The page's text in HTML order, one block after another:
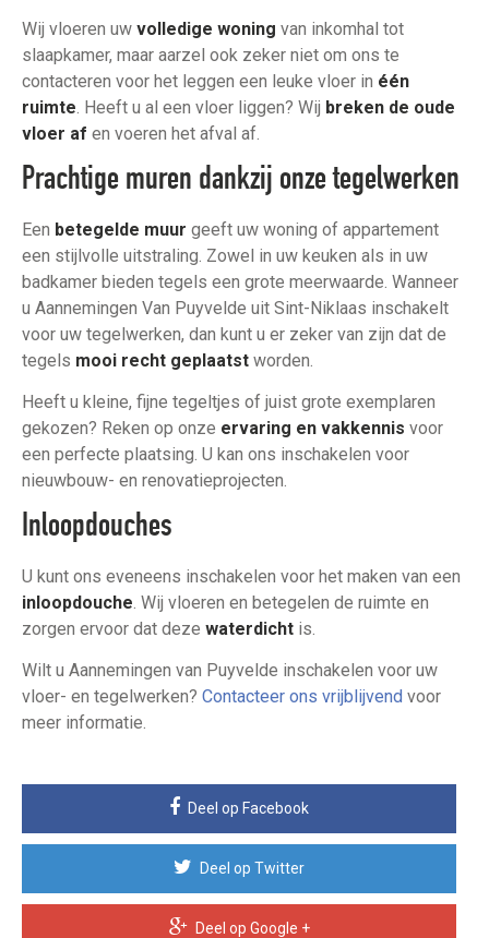
Wij vloeren uw volledige woning van inkomhal tot
slaapkamer, maar aarzel ook zeker niet om ons te
contacteren voor het leggen een leuke vloer in één
ruimte. Heeft u al een vloer liggen? Wij breken de oude
vloer af en voeren het afval af.
Prachtige muren dankzij onze tegelwerken
Een betegelde muur geeft uw woning of appartement
een stijlvolle uitstraling. Zowel in uw keuken als in uw
badkamer bieden tegels een grote meerwaarde. Wanneer
u Aannemingen Van Puyvelde uit Sint-Niklaas inschakelt
voor uw tegelwerken, dan kunt u er zeker van zijn dat de
tegels mooi recht geplaatst worden.
Heeft u kleine, fijne tegeltjes of juist grote exemplaren
gekozen? Reken op onze ervaring en vakkennis voor
een perfecte plaatsing. U kan ons inschakelen voor
nieuwbouw- en renovatieprojecten.
Inloopdouches
U kunt ons eveneens inschakelen voor het maken van een
inloopdouche. Wij vloeren en betegelen de ruimte en
zorgen ervoor dat deze waterdicht is.
Wilt u Aannemingen van Puyvelde inschakelen voor uw
vloer- en tegelwerken? Contacteer ons vrijblijvend voor
meer informatie.
Deel op Facebook
Deel op Twitter
Deel op Google +